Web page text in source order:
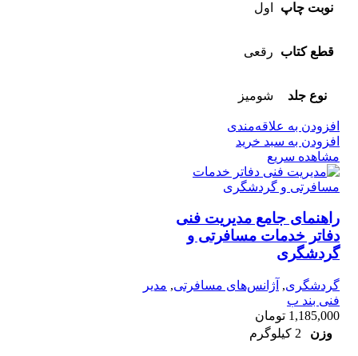
نوبت چاپ اول
قطع کتاب رقعی
نوع جلد شومیز
افزودن به علاقه‌مندی
افزودن به سبد خرید
مشاهده سریع
راهنمای جامع مدیریت فنی
دفاتر خدمات مسافرتی و
گردشگری
گردشگری, آژانس‌های مسافرتی, مدیر
فنی بند ب
1,185,000 تومان
وزن
2 کیلوگرم